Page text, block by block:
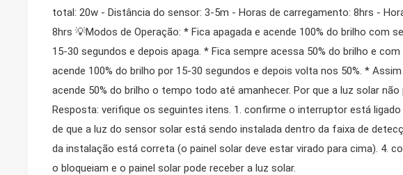
total: 20w - Distância do sensor: 3-5m - Horas de carregamento: 8hrs -
8hrs 💡Modos de Operação: * Fica apagada e acende 100% do brilho com
15-30 segundos e depois apaga. * Fica sempre acessa 50% do brilho e
acende 100% do brilho por 15-30 segundos e depois volta nos 50%. *
acende 50% do brilho o tempo todo até amanhecer. Por que a luz solar
Resposta: verifique os seguintes itens. 1. confirme o interruptor está
de que a luz do sensor solar está sendo instalada dentro da faixa de
da instalação está correta (o painel solar deve estar virado para cima). 4.
o bloqueiam e o painel solar pode receber a luz solar.